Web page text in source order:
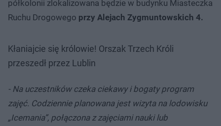
półkolonii zlokalizowana będzie w budynku Miasteczka
Ruchu Drogowego przy Alejach Zygmuntowskich 4.
Kłaniajcie się królowie! Orszak Trzech Króli
przeszedł przez Lublin
- Na uczestników czeka ciekawy i bogaty program
zajęć. Codziennie planowana jest wizyta na lodowisku
„Icemania”, połączona z zajęciami nauki lub